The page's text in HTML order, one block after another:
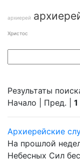
архиерей
Христос
Результаты
Начало | Пред. | 1
Архиерейские
На прошлой
Небесных Сил